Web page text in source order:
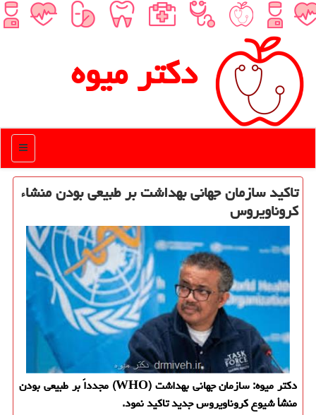
دكتر میوه
منو
تاكید سازمان جهانی بهداشت بر طبیعی بودن منشاء
كروناویروس
دكتر میوه: سازمان جهانی بهداشت (WHO) مجدداً بر طبیعی بودن
منشأ شیوع كروناویروس جدید تاكید نمود.